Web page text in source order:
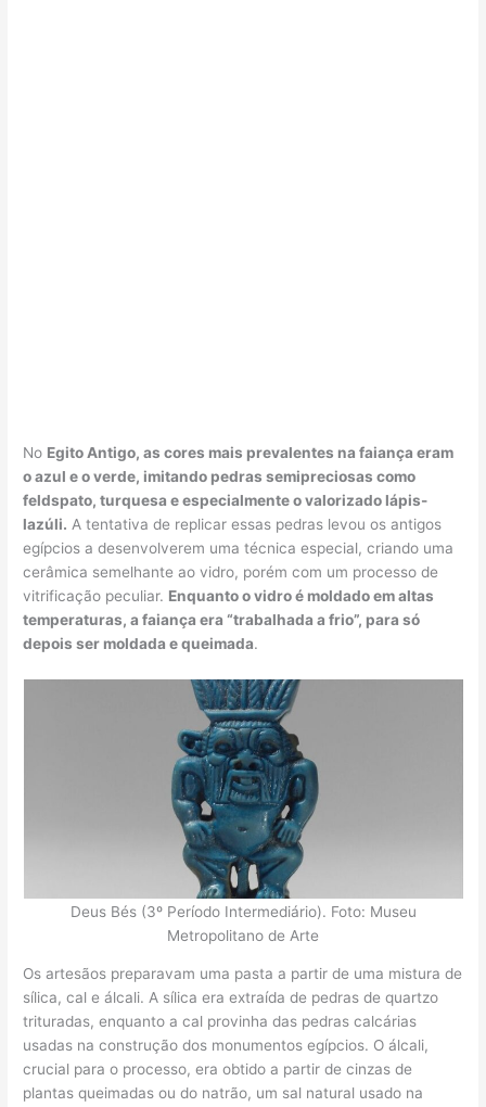
No Egito Antigo, as cores mais prevalentes na faiança eram
o azul e o verde, imitando pedras semipreciosas como
feldspato, turquesa e especialmente o valorizado lápis-
lazúli. A tentativa de replicar essas pedras levou os antigos
egípcios a desenvolverem uma técnica especial, criando uma
cerâmica semelhante ao vidro, porém com um processo de
vitrificação peculiar. Enquanto o vidro é moldado em altas
temperaturas, a faiança era “trabalhada a frio”, para só
depois ser moldada e queimada.
Deus Bés (3º Período Intermediário). Foto: Museu
Metropolitano de Arte
Os artesãos preparavam uma pasta a partir de uma mistura de
sílica, cal e álcali. A sílica era extraída de pedras de quartzo
trituradas, enquanto a cal provinha das pedras calcárias
usadas na construção dos monumentos egípcios. O álcali,
crucial para o processo, era obtido a partir de cinzas de
plantas queimadas ou do natrão, um sal natural usado na